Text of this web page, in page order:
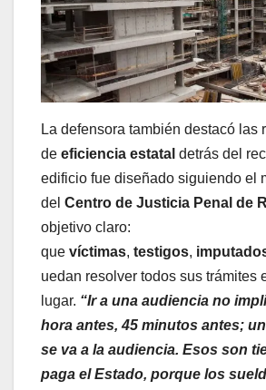
La defensora también destacó las
de eficiencia estatal detrás del
edificio fue diseñado siguiendo el
del Centro de Justicia Penal de
objetivo claro:
que víctimas, testigos,
uedan resolver todos sus trámites
lugar. “Ir a una audiencia no
hora antes, 45 minutos antes;
se va a la audiencia. Esos son
paga el Estado, porque los